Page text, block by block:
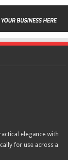
elegance with
for use across a